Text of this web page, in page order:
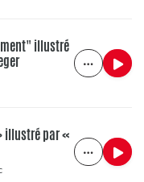
illustré
illustré par «